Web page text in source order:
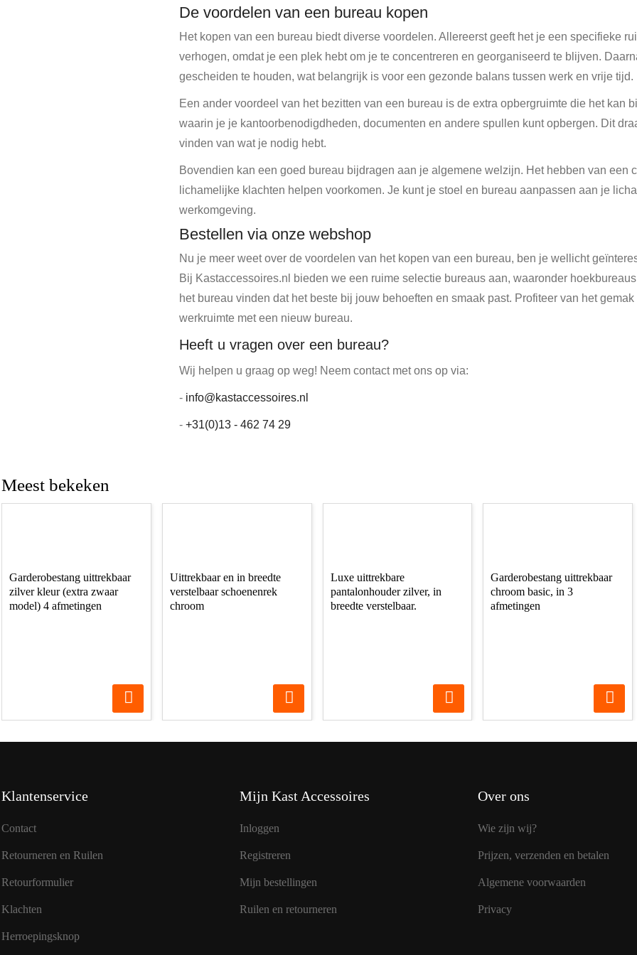
De voordelen van een bureau kopen
Het kopen van een bureau biedt diverse voordelen. Allereerst geeft het je een specifieke
verhogen, omdat je een plek hebt om je te concentreren en georganiseerd te blijven.
gescheiden te houden, wat belangrijk is voor een gezonde balans tussen werk en vrije tijd.
Een ander voordeel van het bezitten van een bureau is de extra opbergruimte die het kan
waarin je je kantoorbenodigdheden, documenten en andere spullen kunt opbergen. Dit
vinden van wat je nodig hebt.
Bovendien kan een goed bureau bijdragen aan je algemene welzijn. Het hebben van
lichamelijke klachten helpen voorkomen. Je kunt je stoel en bureau aanpassen aan je
werkomgeving.
Bestellen via onze webshop
Nu je meer weet over de voordelen van het kopen van een bureau, ben je wellicht
Bij Kastaccessoires.nl bieden we een ruime selectie bureaus aan, waaronder
het bureau vinden dat het beste bij jouw behoeften en smaak past. Profiteer van het
werkruimte met een nieuw bureau.
Heeft u vragen over een bureau?
Wij helpen u graag op weg! Neem contact met ons op via:
- info@kastaccessoires.nl
- +31(0)13 - 462 74 29
Meest bekeken
Garderobestang uittrekbaar
zilver kleur (extra zwaar
model) 4 afmetingen
Uittrekbaar en in breedte
verstelbaar schoenenrek
chroom
Luxe uittrekbare
pantalonhouder zilver, in
breedte verstelbaar.
Garderobestang uittrekbaar
chroom basic, in 3
afmetingen
Klantenservice
Contact
Retourneren en Ruilen
Retourformulier
Klachten
Herroepingsknop
Mijn Kast Accessoires
Inloggen
Registreren
Mijn bestellingen
Ruilen en retourneren
Over ons
Wie zijn wij?
Prijzen, verzenden en betalen
Algemene voorwaarden
Privacy